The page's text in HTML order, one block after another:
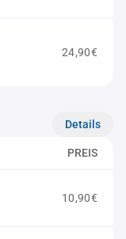
24,90€
Details
PREIS
10,90€